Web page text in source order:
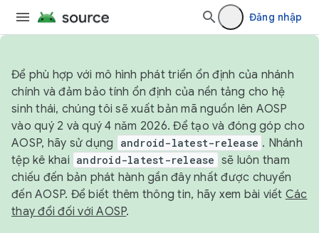
Đăng nhập
Để phù hợp với mô hình phát triển ổn định của nhánh
chính và đảm bảo tính ổn định của nền tảng cho hệ
sinh thái, chúng tôi sẽ xuất bản mã nguồn lên AOSP
vào quý 2 và quý 4 năm 2026. Để tạo và đóng góp cho
AOSP, hãy sử dụng
android-latest-release . Nhánh
tệp kê khai android-latest-release sẽ luôn tham
chiếu đến bản phát hành gần đây nhất được chuyển
đến AOSP. Để biết thêm thông tin, hãy xem bài viết Các
thay đổi đối với AOSP.